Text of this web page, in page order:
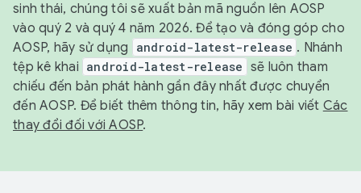
sinh thái, chúng tôi sẽ xuất bản mã nguồn lên AOSP
vào quý 2 và quý 4 năm 2026. Để tạo và đóng góp cho
AOSP, hãy sử dụng
android-latest-release . Nhánh
tệp kê khai android-latest-release sẽ luôn tham
chiếu đến bản phát hành gần đây nhất được chuyển
đến AOSP. Để biết thêm thông tin, hãy xem bài viết Các
thay đổi đối với AOSP.